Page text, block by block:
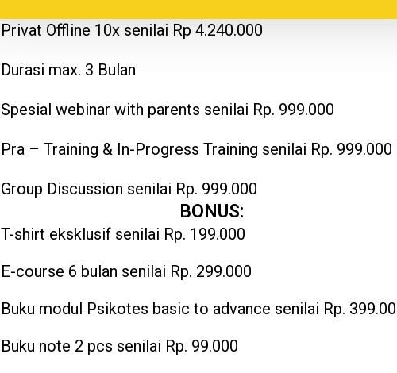
Privat Offline 10x senilai Rp 4.240.000
Durasi max. 3 Bulan
Spesial webinar with parents senilai Rp. 999.000
Pra – Training & In-Progress Training senilai Rp. 999.000
Group Discussion senilai Rp. 999.000
BONUS:
T-shirt eksklusif senilai Rp. 199.000
E-course 6 bulan senilai Rp. 299.000
Buku modul Psikotes basic to advance senilai Rp.
Buku note 2 pcs senilai Rp. 99.000